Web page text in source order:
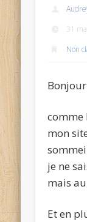
31
Non
comme
mon
je ne
mais
Et en